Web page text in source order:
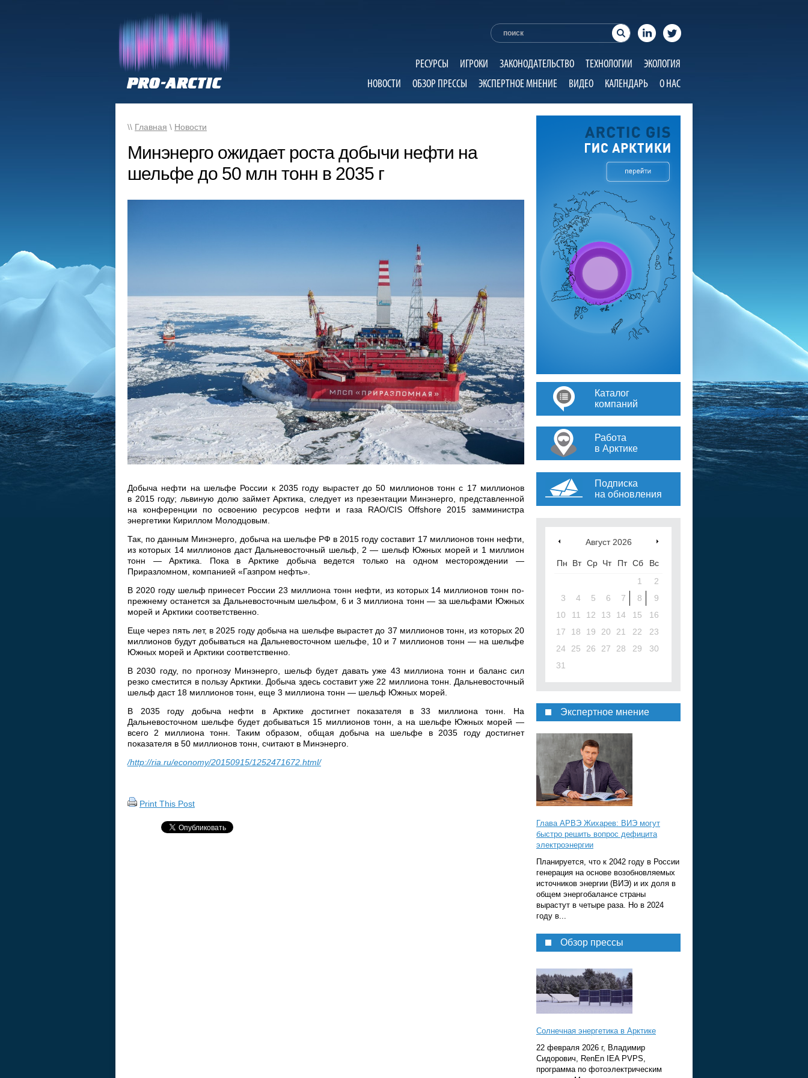
РЕСУРСЫ ИГРОКИ ЗАКОНОДАТЕЛЬСТВО ТЕХНОЛОГИИ
ЭКОЛОГИЯ
НОВОСТИ
ОБЗОР ПРЕССЫ ЭКСПЕРТНОЕ МНЕНИЕ ВИДЕО КАЛЕНДАРЬ О НАС
\\ Главная \ Новости
Минэнерго ожидает роста добычи нефти на
шельфе до 50 млн тонн в 2035 г
Добыча нефти на шельфе России к 2035 году вырастет до 50 миллионов тонн с 17 миллионов
в 2015 году; львиную долю займет Арктика, следует из презентации Минэнерго, представленной
на конференции по освоению ресурсов нефти и газа RAO/CIS Offshore 2015 замминистра
энергетики Кириллом Молодцовым.
Так, по данным Минэнерго, добыча на шельфе РФ в 2015 году составит 17 миллионов тонн нефти,
из которых 14 миллионов даст Дальневосточный шельф, 2 — шельф Южных морей и 1 миллион
тонн — Арктика. Пока в Арктике добыча ведется только на одном месторождении —
Приразломном, компанией «Газпром нефть».
В 2020 году шельф принесет России 23 миллиона тонн нефти, из которых 14 миллионов тонн по-
прежнему останется за Дальневосточным шельфом, 6 и 3 миллиона тонн — за шельфами Южных
морей и Арктики соответственно.
Еще через пять лет, в 2025 году добыча на шельфе вырастет до 37 миллионов тонн, из которых 20
миллионов будут добываться на Дальневосточном шельфе, 10 и 7 миллионов тонн — на шельфе
Южных морей и Арктики соответственно.
В 2030 году, по прогнозу Минэнерго, шельф будет давать уже 43 миллиона тонн и баланс сил
резко сместится в пользу Арктики. Добыча здесь составит уже 22 миллиона тонн. Дальневосточный
шельф даст 18 миллионов тонн, еще 3 миллиона тонн — шельф Южных морей.
В 2035 году добыча нефти в Арктике достигнет показателя в 33 миллиона тонн. На
Дальневосточном шельфе будет добываться 15 миллионов тонн, а на шельфе Южных морей —
всего 2 миллиона тонн. Таким образом, общая добыча на шельфе в 2035 году достигнет
показателя в 50 миллионов тонн, считают в Минэнерго.
/http://ria.ru/economy/20150915/1252471672.html/
Print This Post
Каталог
компаний
Работа
в Арктике
Подписка
на обновления
Август 2026
Пн Вт Ср Чт Пт Сб
Вс
1
2
3
4 5 6 7 8
9
10
11 12 13 14 15
16
17
18 19 20 21 22
23
24
25 26 27 28 29
30
31
Экспертное мнение
Глава АРВЭ Жихарев: ВИЭ могут
быстро решить вопрос дефицита
электроэнергии
Планируется, что к 2042 году в России
генерация на основе возобновляемых
источников энергии (ВИЭ) и их доля в
общем энергобалансе страны
вырастут в четыре раза. Но в 2024
году в...
Обзор прессы
Солнечная энергетика в Арктике
22 февраля 2026 г, Владимир
Сидорович, RenEn IEA PVPS,
программа по фотоэлектрическим